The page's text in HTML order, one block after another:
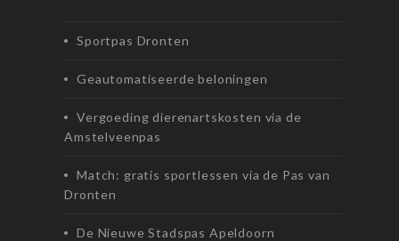
Sportpas Dronten
Geautomatiseerde beloningen
Vergoeding dierenartskosten via de
Amstelveenpas
Match: gratis sportlessen via de Pas van
Dronten
De Nieuwe Stadspas Apeldoorn